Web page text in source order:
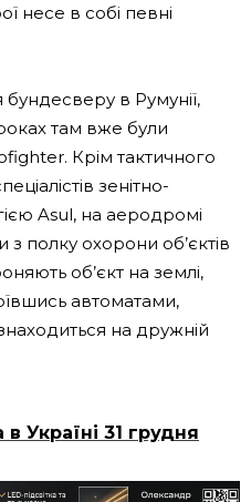
несе в собі певні
бундесверу в Румунії,
роках там вже були
Крім тактичного
зенітно-
Asul, на аеродромі
полку охорони об’єктів
об’єкт на землі,
автоматами,
на дружній
в Україні 31 грудня